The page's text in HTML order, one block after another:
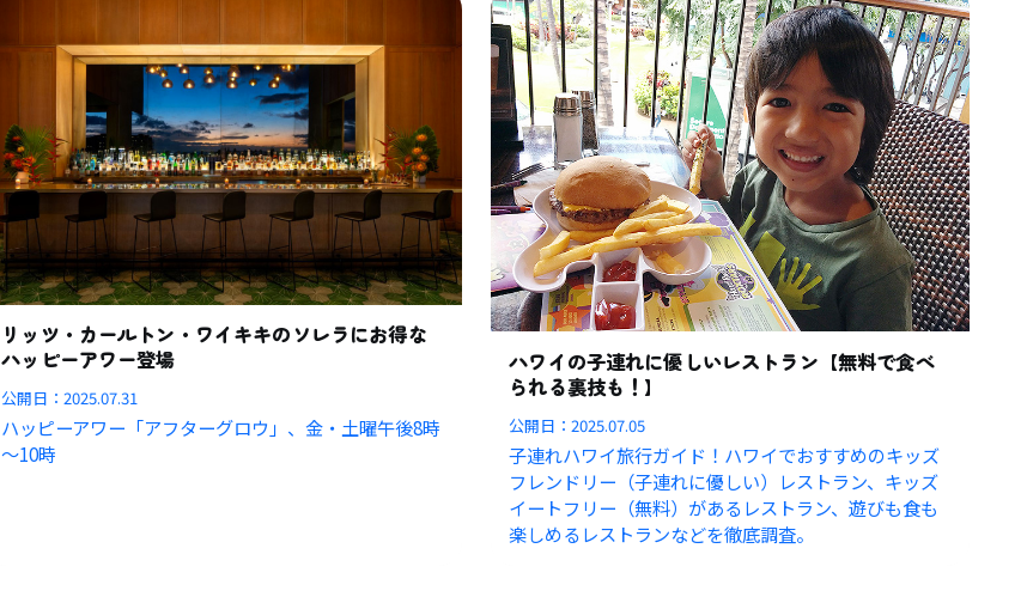
リッツ・カールトン・ワイキキのソレラにお得な
ハッピーアワー登場
公開日：2025.07.31
ハッピーアワー「アフターグロウ」、金・土曜午後8時
～10時
ハワイの子連れに優しいレストラン【無料で食べ
られる裏技も！】
公開日：2025.07.05
子連れハワイ旅行ガイド！ハワイでおすすめのキッズ
フレンドリー（子連れに優しい）レストラン、キッズ
イートフリー（無料）があるレストラン、遊びも食も
楽しめるレストランなどを徹底調査。